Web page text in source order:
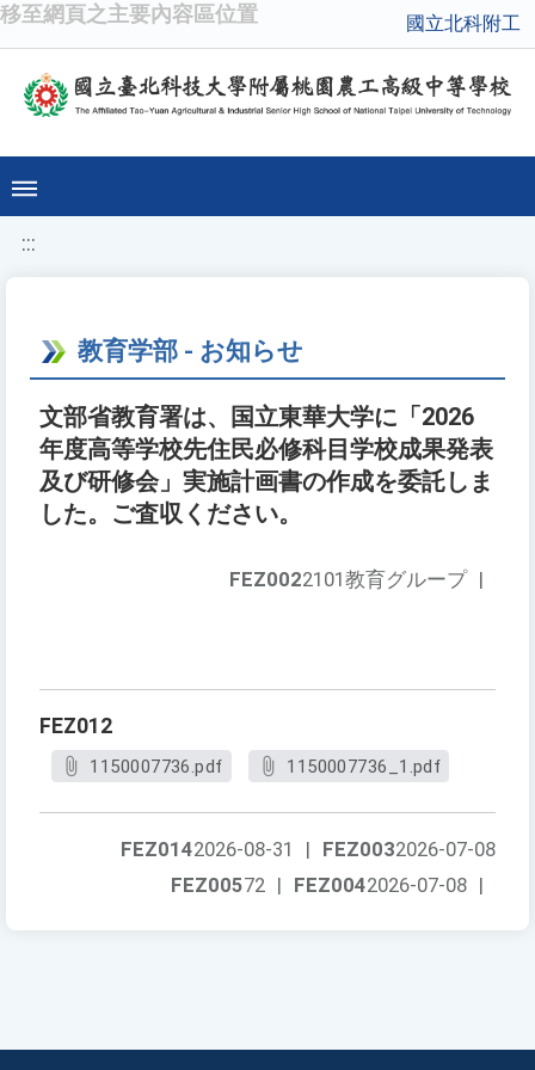
移至網頁之主要內容區位置 國立北科附工
:::
教育学部 - お知らせ
文部省教育署は、国立東華大学に「2026
年度高等学校先住民必修科目学校成果発表
及び研修会」実施計画書の作成を委託しま
した。ご査収ください。
FEZ0022101教育グループ |
FEZ012
1150007736.pdf 1150007736_1.pdf
FEZ0032026-07-08
FEZ0142026-08-31
|
FEZ0042026-07-08 |
FEZ00572 |